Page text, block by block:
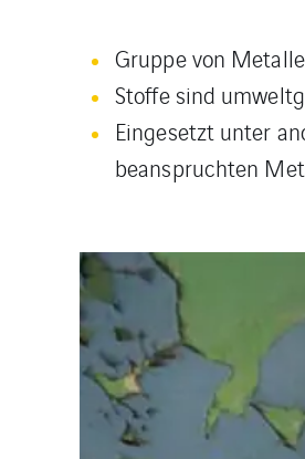
Gruppe von
Stoffe sind
Eingesetzt unter
beanspruchten